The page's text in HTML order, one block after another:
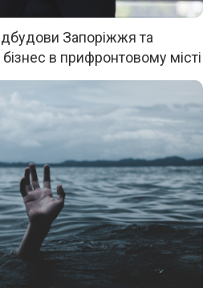
Запоріжжя та
в прифронтовому місті